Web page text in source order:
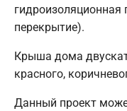
гидроизоляционная
перекрытие).
Крыша дома
красного,
Данный проект